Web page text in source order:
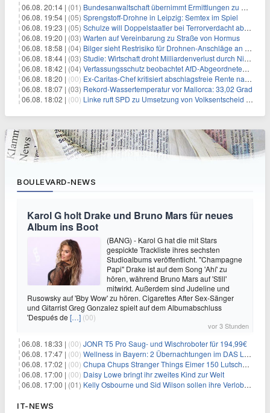
06.08. 20:14 | (01) Bundesanwaltschaft übernimmt Ermittlungen zu Drohnenvorfall
06.08. 19:54 | (05) Sprengstoff-Drohne in Leipzig: Semtex im Spiel
06.08. 19:23 | (05) Schulze will Doppelstaatler bei Terrorverdacht abschieben
06.08. 19:20 | (03) Warten auf Vereinbarung zu Straße von Hormus
06.08. 18:58 | (04) Bilger sieht Restrisiko für Drohnen-Anschläge an Flughäfen
06.08. 18:44 | (03) Studie: Wirtschaft droht Milliardenverlust durch Niedrigwasser
06.08. 18:42 | (04) Verfassungsschutz beobachtet AfD-Abgeordneten Nolte
06.08. 18:20 | (00) Ex-Caritas-Chef kritisiert abschlagsfreie Rente nach 45 Jahren
06.08. 18:07 | (03) Rekord-Wassertemperatur vor Mallorca: 33,02 Grad
06.08. 18:02 | (00) Linke ruft SPD zu Umsetzung von Volksentscheid auf
BOULEVARD-NEWS
Karol G holt Drake und Bruno Mars für neues
Album ins Boot
(BANG) - Karol G hat die mit Stars
gespickte Trackliste ihres sechsten
Studioalbums veröffentlicht. "Champagne
Papi" Drake ist auf dem Song 'Ahí' zu
hören, während Bruno Mars auf 'Still'
mitwirkt. Außerdem sind Judeline und
Rusowsky auf 'Bby Wow' zu hören. Cigarettes After Sex-Sänger
und Gitarrist Greg Gonzalez spielt auf dem Albumabschluss
'Después de […] (00)
vor 3 Stunden
06.08. 18:33 | (00) JONR T5 Pro Saug- und Wischroboter für 194,99€
06.08. 17:47 | (00) Wellness in Bayern: 2 Übernachtungen im DAS LUDWIG Sports Resort inkl. HP + Wellness ab 174€ p.P.
06.08. 17:02 | (00) Chupa Chups Stranger Things Eimer 150 Lutscher für 21,95€
06.08. 17:00 | (00) Daisy Lowe bringt ihr zweites Kind zur Welt
06.08. 17:00 | (01) Kelly Osbourne und Sid Wilson sollen ihre Verlobung gelöst haben
IT-NEWS